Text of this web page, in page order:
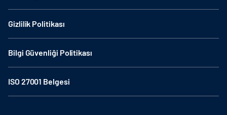
Gizlilik Politikası
Bilgi Güvenliği Politikası
ISO 27001 Belgesi